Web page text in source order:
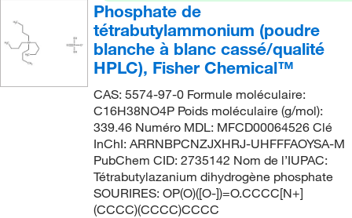
Phosphate de
tétrabutylammonium (poudre
blanche à blanc cassé/qualité
HPLC), Fisher Chemical™
CAS: 5574-97-0 Formule moléculaire:
C16H38NO4P Poids moléculaire (g/mol):
339.46 Numéro MDL: MFCD00064526 Clé
InChI: ARRNBPCNZJXHRJ-UHFFFAOYSA-M
PubChem CID: 2735142 Nom de l’IUPAC:
Tétrabutylazanium dihydrogène phosphate
SOURIRES: OP(O)([O-])=O.CCCC[N+]
(CCCC)(CCCC)CCCC